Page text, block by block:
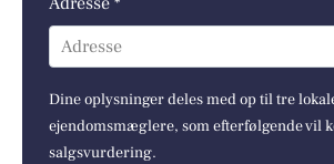
Adresse
Dine oplysninger deles med op til tre
ejendomsmæglere, som efterfølgende vil
salgsvurdering.